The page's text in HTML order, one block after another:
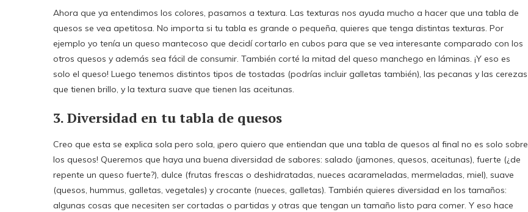
Ahora que ya entendimos los colores, pasamos a textura. Las texturas nos ayuda mucho a hacer que una tabla de
quesos se vea apetitosa. No importa si tu tabla es grande o pequeña, quieres que tenga distintas texturas. Por
ejemplo yo tenía un queso mantecoso que decidí cortarlo en cubos para que se vea interesante comparado con los
otros quesos y además sea fácil de consumir. También corté la mitad del queso manchego en láminas. ¡Y eso es
solo el queso! Luego tenemos distintos tipos de tostadas (podrías incluir galletas también), las pecanas y las cerezas
que tienen brillo, y la textura suave que tienen las aceitunas.
3. Diversidad en tu tabla de quesos
Creo que esta se explica sola pero sola, ¡pero quiero que entiendan que una tabla de quesos al final no es solo sobre
los quesos! Queremos que haya una buena diversidad de sabores: salado (jamones, quesos, aceitunas), fuerte (¿de
repente un queso fuerte?), dulce (frutas frescas o deshidratadas, nueces acarameladas, mermeladas, miel), suave
(quesos, hummus, galletas, vegetales) y crocante (nueces, galletas). También quieres diversidad en los tamaños:
algunas cosas que necesiten ser cortadas o partidas y otras que tengan un tamaño listo para comer. Y eso hace